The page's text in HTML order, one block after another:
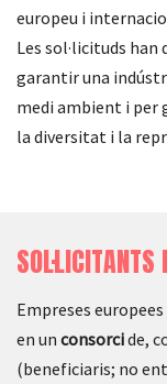
europeu i
Les sol·licituds
garantir una
medi ambient i per
la diversitat i la
SOL·LICITANTS
Empreses
en un consorcide,
(beneficiaris; no